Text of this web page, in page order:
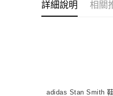
詳細說明 相關
adidas Stan Smith